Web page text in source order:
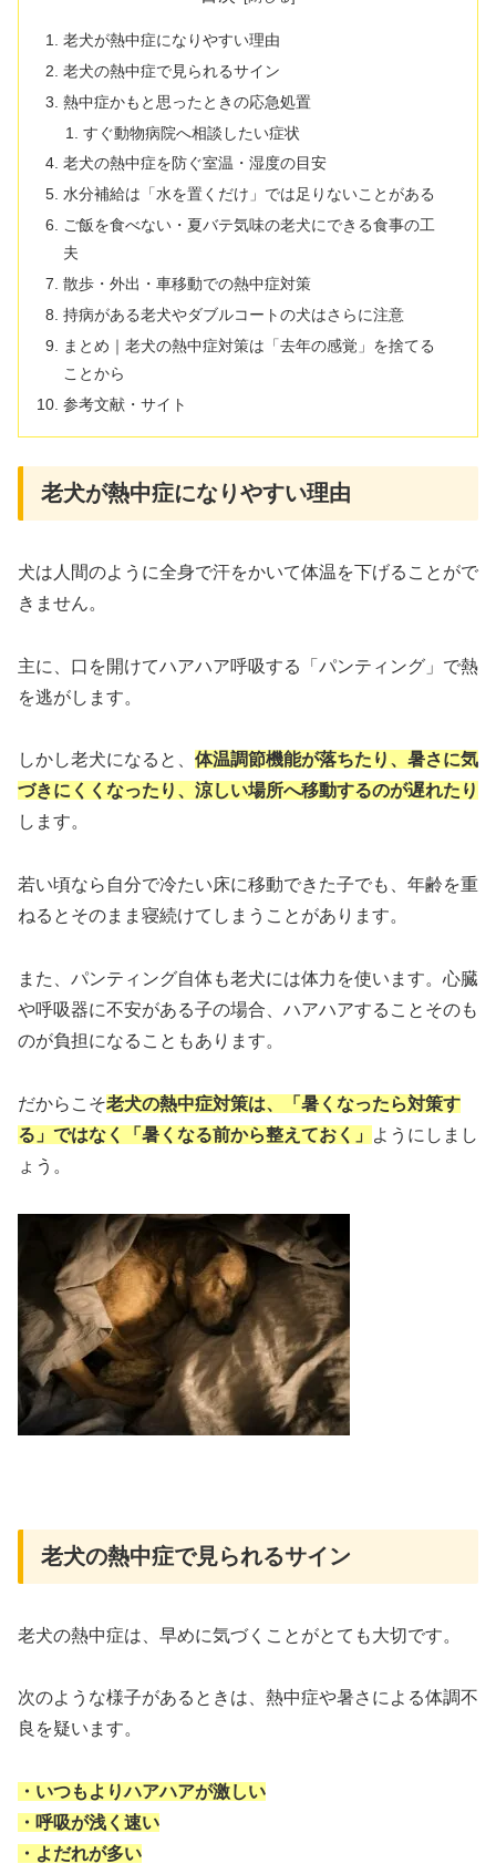
老犬が熱中症になりやすい理由
老犬の熱中症で見られるサイン
熱中症かもと思ったときの応急処置
すぐ動物病院へ相談したい症状
老犬の熱中症を防ぐ室温・湿度の目安
水分補給は「水を置くだけ」では足りないことがある
ご飯を食べない・夏バテ気味の老犬にできる食事の工
夫
散歩・外出・車移動での熱中症対策
持病がある老犬やダブルコートの犬はさらに注意
まとめ｜老犬の熱中症対策は「去年の感覚」を捨てる
ことから
参考文献・サイト
老犬が熱中症になりやすい理由
犬は人間のように全身で汗をかいて体温を下げることがで
きません。
主に、口を開けてハアハア呼吸する「パンティング」で熱
を逃がします。
しかし老犬になると、 体温調節機能が落ちたり、暑さに気
づきにくくなったり、涼しい場所へ移動するのが遅れたり
します。
若い頃なら自分で冷たい床に移動できた子でも、年齢を重
ねるとそのまま寝続けてしまうことがあります。
また、パンティング自体も老犬には体力を使います。心臓
や呼吸器に不安がある子の場合、ハアハアすることそのも
のが負担になることもあります。
だからこそ老犬の熱中症対策は、「暑くなったら対策す
る」ではなく「暑くなる前から整えておく」
ようにしまし
ょう。
老犬の熱中症で見られるサイン
老犬の熱中症は、早めに気づくことがとても大切です。
次のような様子があるときは、熱中症や暑さによる体調不
良を疑います。
・いつもよりハアハアが激しい
・呼吸が浅く速い
・よだれが多い